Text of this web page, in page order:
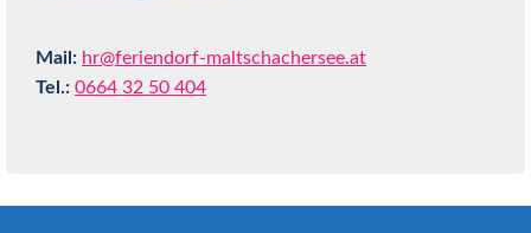
Mail: hr@feriendorf-maltschachersee.at
Tel.: 0664 32 50 404